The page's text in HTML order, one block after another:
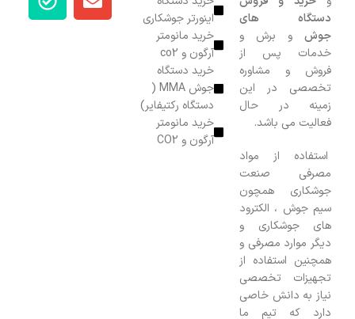
دستگاه های
جوش و برش و
خدمات پس از
فروش و مشاوره
تخصصی در این
زمینه در حال
فعالیت می باشد.
استفاده از مواد
مصرفی صنعت
جوشکاری همچون
سیم جوش ، الکترود
های جوشکاری و
دیگر موارد مصرفی و
همچنین استفاده از
تجهیزات تخصصی
نیاز به دانش خاصی
دارد که تیم ما
اینورتر جوشکاری
خرید مانومتر
آرگون و co2
خرید دستگاه
جوش MMA (
دستگاه رکتیفایر)
خرید مانومتر
آرگون و CO2